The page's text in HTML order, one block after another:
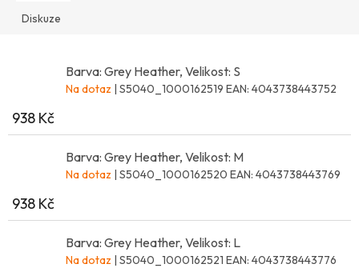
Diskuze
Barva: Grey Heather, Velikost: S
Na dotaz | S5040_1000162519 EAN: 4043738443752
938 Kč
Barva: Grey Heather, Velikost: M
Na dotaz | S5040_1000162520 EAN: 4043738443769
938 Kč
Barva: Grey Heather, Velikost: L
Na dotaz | S5040_1000162521 EAN: 4043738443776